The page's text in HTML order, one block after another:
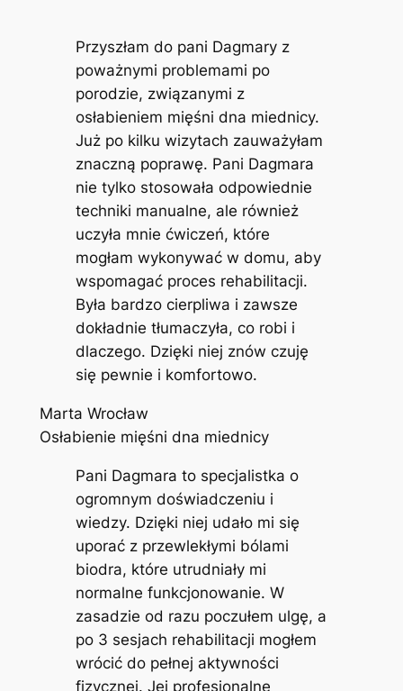
Przyszłam do pani Dagmary z
poważnymi problemami po
porodzie, związanymi z
osłabieniem mięśni dna miednicy.
Już po kilku wizytach zauważyłam
znaczną poprawę. Pani Dagmara
nie tylko stosowała odpowiednie
techniki manualne, ale również
uczyła mnie ćwiczeń, które
mogłam wykonywać w domu, aby
wspomagać proces rehabilitacji.
Była bardzo cierpliwa i zawsze
dokładnie tłumaczyła, co robi i
dlaczego. Dzięki niej znów czuję
się pewnie i komfortowo.
Marta Wrocław
Osłabienie mięśni dna miednicy
Pani Dagmara to specjalistka o
ogromnym doświadczeniu i
wiedzy. Dzięki niej udało mi się
uporać z przewlekłymi bólami
biodra, które utrudniały mi
normalne funkcjonowanie. W
zasadzie od razu poczułem ulgę, a
po 3 sesjach rehabilitacji mogłem
wrócić do pełnej aktywności
fizycznej. Jej profesjonalne